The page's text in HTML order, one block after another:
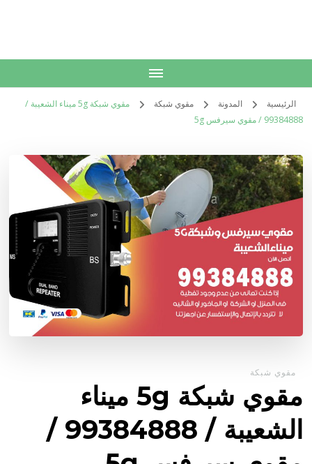
الرئيسية المدونة مقوي شبكة
مقوي شبكة 5g ميناء الشعيبة /
99384888 / مقوي سيرفس 5g
مقوي شبكة
مقوي شبكة 5g ميناء
الشعيبة / 99384888 /